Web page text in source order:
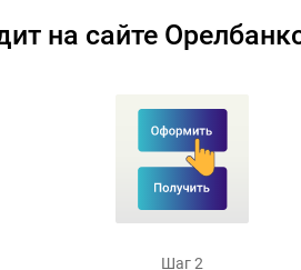
на сайте
Шаг 2